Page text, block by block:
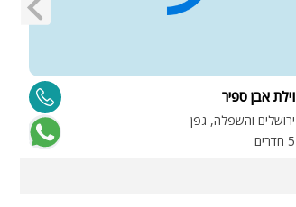
וילת אבן ספיר
ירושלים והשפלה, גפן
5 חדרים